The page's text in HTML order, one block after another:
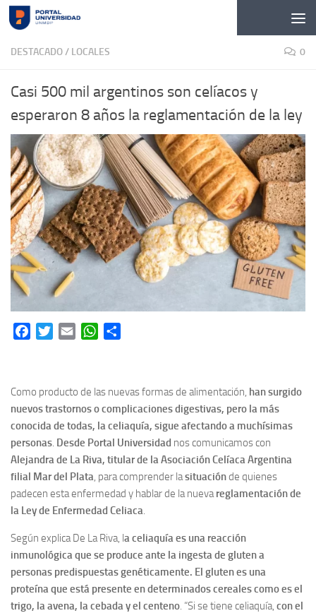
Skip to content
DESTACADO/ LOCALES 0
Casi 500 mil argentinos son celíacos y
esperaron 8 años la reglamentación de la ley
FacebookTwitterEmail WhatsApp
Como producto de las nuevas formas de alimentación, han surgido
nuevos trastornos o complicaciones digestivas, pero la más
conocida de todas, la celiaquía, sigue afectando a muchísimas
personas. Desde Portal Universidad nos comunicamos con
Alejandra de La Riva, titular de la Asociación Celíaca Argentina
filial Mar del Plata, para comprender lasituaciónde quienes
padecen esta enfermedad y hablar de la nuevareglamentación de
la Ley de Enfermedad Celiaca.
Según explica De La Riva, la celiaquía es una reacción
inmunológica que se produce ante la ingesta de gluten a
personas predispuestas genéticamente. El gluten es una
proteína que está presente en determinados cereales como es el
trigo, la avena, la cebada y el centeno. “Si se tiene celiaquía, con el